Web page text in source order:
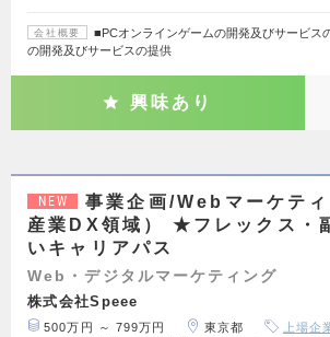
会社概要
■PCオンラインゲームの開発及びサービス
の開発及びサービスの提供
興味あり
NEW
事業企画/Webマーケテ
産業DX領域） ★フレックス・
いキャリアパス
Web・デジタルマーケティング
株式会社Speee
500万円 ～ 799万円 東京都 上場企